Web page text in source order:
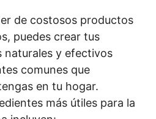
de costosos productos
puedes crear tus
naturales y efectivos
comunes que
en tu hogar.
más útiles para la